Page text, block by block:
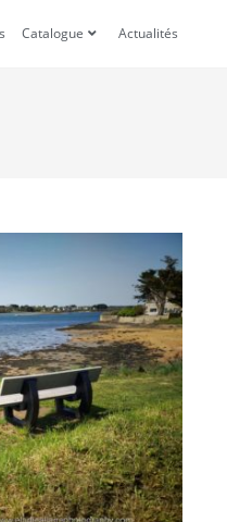
Catalogue
Actualités